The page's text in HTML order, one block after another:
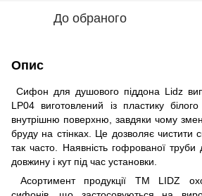
До обраного
Опис
Сифон для душового піддона Lidz
LP04 виготовлений із пластику
внутрішню поверхню, завдяки чому
бруду на стінках. Це дозволяє
так часто. Наявність гофрованої труби
довжину і кут під час установки.
Асортимент продукції ТМ LIDZ